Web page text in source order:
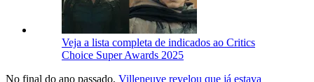
Veja a lista completa de indicados ao Critics
Choice Super Awards 2025
No final do ano passado, Villeneuve revelou que já estava